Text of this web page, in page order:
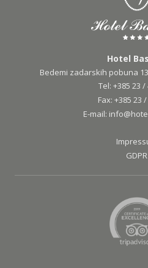
Hotel
Bedemi zadarskih pobuna
Tel:+385 23 /
Fax: +385 23
E-mail:
GDPR